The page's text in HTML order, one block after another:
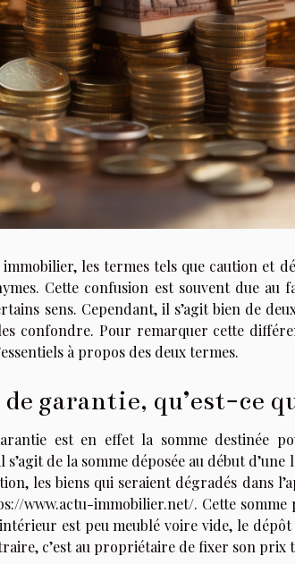
immobilier, les termes tels que caution et
Cette confusion est souvent due au
sens. Cependant, il s’agit bien de
confondre. Pour remarquer cette
à propos des deux termes.
garantie, qu’est-ce
est en effet la somme destinée
de la somme déposée au début
les biens qui seraient dégradés dans
www.actu-immobilier.net/. Cette
est peu meublé voire vide, le
c’est au propriétaire de fixer son prix